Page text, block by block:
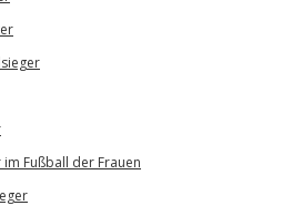
Fußball der Frauen